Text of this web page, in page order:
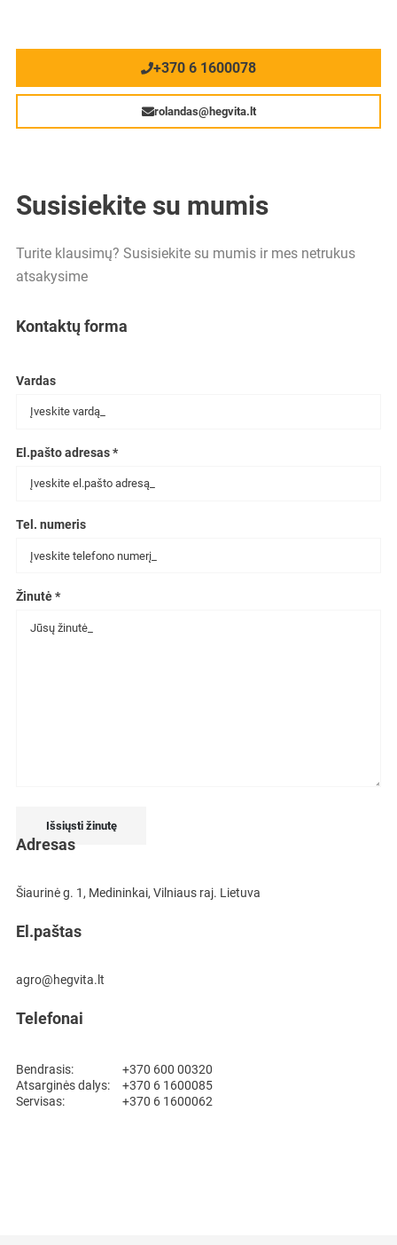
+370 6 1600078
rolandas@hegvita.lt
Susisiekite su mumis
Turite klausimų? Susisiekite su mumis ir mes netrukus
atsakysime
Kontaktų forma
Vardas
El.pašto adresas *
Tel. numeris
Žinutė *
Išsiųsti žinutę
Adresas
Šiaurinė g. 1, Medininkai, Vilniaus raj. Lietuva
El.paštas
agro@hegvita.lt
Telefonai
Bendrasis:
+370 600 00320
Atsarginės dalys:
+370 6 1600085
Servisas:
+370 6 1600062